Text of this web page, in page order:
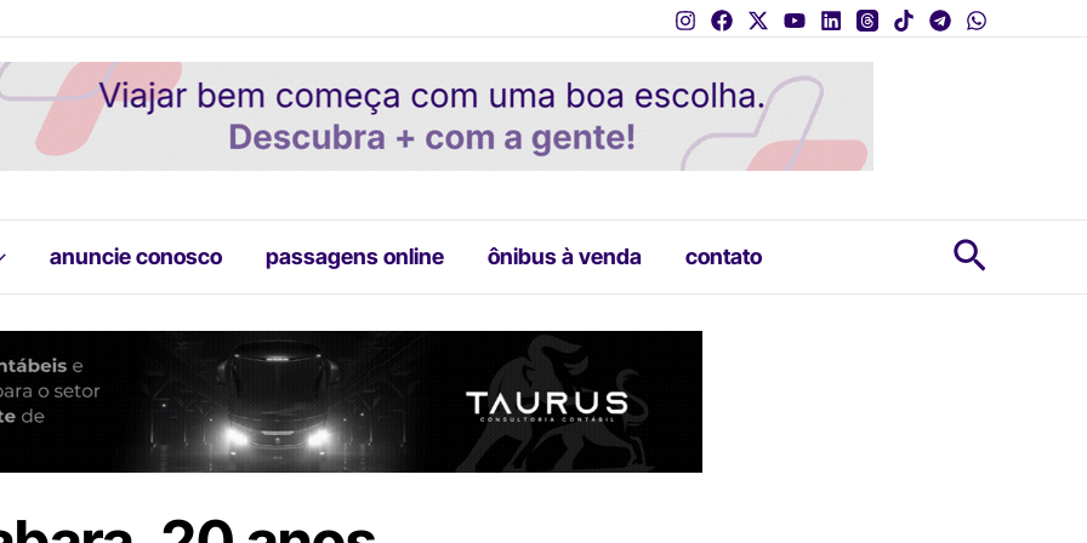
anuncie conosco passagens online ônibus à venda contato